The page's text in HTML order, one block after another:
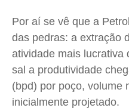
Por aí se vê que a
das pedras: a extração
atividade mais lucrativa
sal a produtividade
(bpd) por poço, volume
inicialmente projetado.